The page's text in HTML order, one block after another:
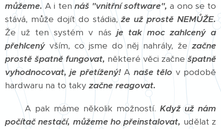
můžeme.A i ten náš "vnitřní software", a ono se to
stává, může dojít do stádia,že už prostě NEMŮŽE.
Že už ten systém v nás je tak moc zahlcený a
přehlcenývším, co jsme do něj nahrály, žezačne
prostě špatně fungovat, některé věci začnešpatně
vyhodnocovat, je přetížený!A naše tělo v podobě
hardwaru na to taky začne reagovat.
A pak máme několik možností. Když už nám
počítač nestačí, můžeme ho přeinstalovat, udělat z